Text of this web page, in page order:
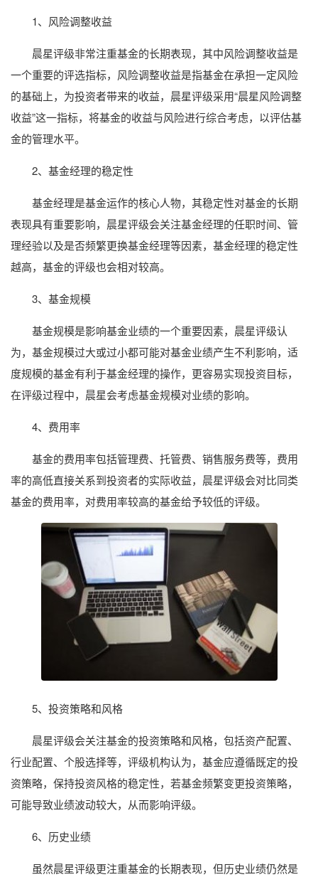
1、风险调整收益
晨星评级非常注重基金的长期表现，其中风险调整收益是
一个重要的评选指标，风险调整收益是指基金在承担一定风险
的基础上，为投资者带来的收益，晨星评级采用“晨星风险调整
收益”这一指标，将基金的收益与风险进行综合考虑，以评估基
金的管理水平。
2、基金经理的稳定性
基金经理是基金运作的核心人物，其稳定性对基金的长期
表现具有重要影响，晨星评级会关注基金经理的任职时间、管
理经验以及是否频繁更换基金经理等因素，基金经理的稳定性
越高，基金的评级也会相对较高。
3、基金规模
基金规模是影响基金业绩的一个重要因素，晨星评级认
为，基金规模过大或过小都可能对基金业绩产生不利影响，适
度规模的基金有利于基金经理的操作，更容易实现投资目标，
在评级过程中，晨星会考虑基金规模对业绩的影响。
4、费用率
基金的费用率包括管理费、托管费、销售服务费等，费用
率的高低直接关系到投资者的实际收益，晨星评级会对比同类
基金的费用率，对费用率较高的基金给予较低的评级。
5、投资策略和风格
晨星评级会关注基金的投资策略和风格，包括资产配置、
行业配置、个股选择等，评级机构认为，基金应遵循既定的投
资策略，保持投资风格的稳定性，若基金频繁变更投资策略，
可能导致业绩波动较大，从而影响评级。
6、历史业绩
虽然晨星评级更注重基金的长期表现，但历史业绩仍然是